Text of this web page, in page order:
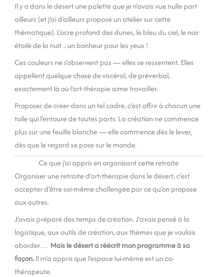
Il y a dans le désert une palette que je n’avais vue nulle part
ailleurs (et j’ai d’ailleurs proposé un atelier sur cette
thématique). L’ocre profond des dunes, le bleu du ciel, le noir
étoilé de la nuit .. un bonheur pour les yeux !
Ces couleurs ne s’observent pas — elles se ressentent. Elles
appellent quelque chose de viscéral, de préverbal,
exactement là où l’art-thérapie aime travailler.
Proposer de créer dans un tel cadre, c’est offrir à chacun une
toile qui l’entoure de toutes parts. La création ne commence
plus sur une feuille blanche — elle commence dès le lever,
dès que le regard se pose sur le monde.
Ce que j’ai appris en organisant cette retraite
Organiser une retraite d’art-thérapie dans le désert, c’est
accepter d’être soi-même challengée par ce qu’on propose
aux autres.
J’avais préparé des temps de création. J’avais pensé à la
logistique, aux outils de création, aux thèmes que je voulais
aborder… Mais le désert a réécrit mon programme à sa
façon.Il m’a appris que l’espace lui-même est un co-
thérapeute.